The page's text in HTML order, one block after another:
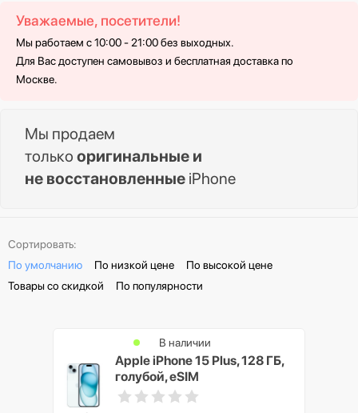
Уважаемые, посетители!
Мы работаем с 10:00 - 21:00 без выходных.
Для Вас доступен самовывоз и бесплатная доставка по
Москве.
Мы продаем
только оригинальные и
не восстановленные iPhone
Сортировать:
По умолчанию
По низкой цене
По высокой цене
Товары со скидкой
По популярности
Apple iPhone 15 Plus, 128 ГБ,
голубой, eSIM
В наличии